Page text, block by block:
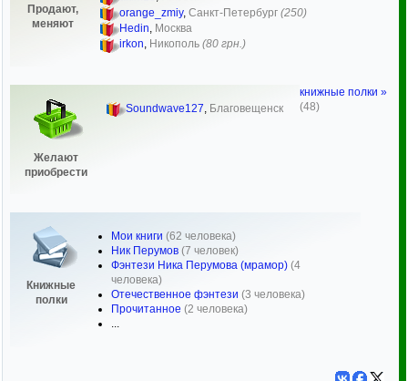
Продают,
меняют
orange_zmiy, Санкт-Петербург (250)
Hedin, Москва
irkon, Никополь (80 грн.)
Желают
приобрести
Soundwave127, Благовещенск
Книжные
полки
Мои книги (62 человека)
Ник Перумов (7 человек)
Фэнтези Ника Перумова (мрамор) (4
человека)
Отечественное фэнтези (3 человека)
Прочитанное (2 человека)
...
книжные полки »
(48)